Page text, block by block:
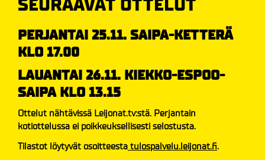
SEURAAVAT OTTELUT
PERJANTAI 25.11. SAIPA-KETTERÄ
KLO 17.00
LAUANTAI 26.11. KIEKKO-ESPOO-
SAIPA KLO 13.15
Ottelut nähtävissä Leijonat.tv:stä. Perjantain
kotiottelussa ei poikkeuksellisesti selostusta.
Tilastot löytyvät osoitteesta tulospalvelu.leijonat.fi.